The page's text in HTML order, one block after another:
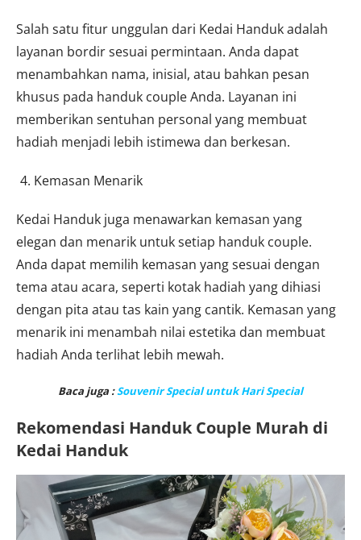
Salah satu fitur unggulan dari Kedai Handuk adalah
layanan bordir sesuai permintaan. Anda dapat
menambahkan nama, inisial, atau bahkan pesan
khusus pada handuk couple Anda. Layanan ini
memberikan sentuhan personal yang membuat
hadiah menjadi lebih istimewa dan berkesan.
Kemasan Menarik
Kedai Handuk juga menawarkan kemasan yang
elegan dan menarik untuk setiap handuk couple.
Anda dapat memilih kemasan yang sesuai dengan
tema atau acara, seperti kotak hadiah yang dihiasi
dengan pita atau tas kain yang cantik. Kemasan yang
menarik ini menambah nilai estetika dan membuat
hadiah Anda terlihat lebih mewah.
Baca juga :Souvenir Special untuk Hari Special
Rekomendasi Handuk Couple Murah di
Kedai Handuk